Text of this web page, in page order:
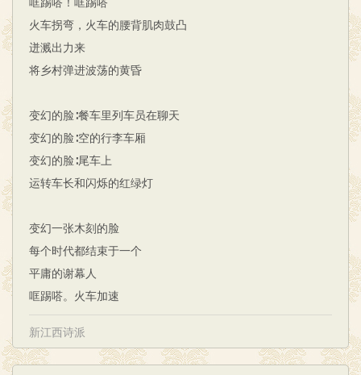
火车拐弯，火车的腰背肌肉鼓凸
迸溅出力来
将乡村弹进波荡的黄昏
变幻的脸∶餐车里列车员在聊天
变幻的脸∶空的行李车厢
变幻的脸∶尾车上
运转车长和闪烁的红绿灯
变幻一张木刻的脸
每个时代都结束于一个
平庸的谢幕人
哐踢嗒。火车加速
新江西诗派